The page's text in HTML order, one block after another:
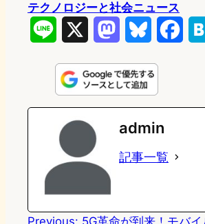
テクノロジーと社会ニュース
n
e
s
t
o
d
n
u
e
s
k
e
k
admin
記事一覧